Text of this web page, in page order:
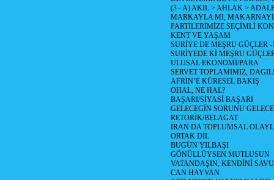
(3 - A) AKIL > AHLAK >
MARKAYLA MI,
PARTİLERİMİZE SEÇİMLİ
KENT VE YAŞAM
SURİYE DE MEŞRU GÜÇLER -
SURİYEDE Kİ MEŞRU
ULUSAL EKONOMİ/PARA
SERVET TOPLAMIMIZ,
AFRİN’E KÜRESEL BAKIŞ
OHAL, NE HAL?
BAŞARI/SİYASİ BAŞARI
GELECEGİN SORUNU
RETORİK/BELAGAT
İRAN DA TOPLUMSAL
ORTAK DİL
BUGÜN YILBAŞI
GÖNÜLLÜYSEN MUTLUSUN
VATANDAŞIN, KENDİNİ
CAN HAYVAN